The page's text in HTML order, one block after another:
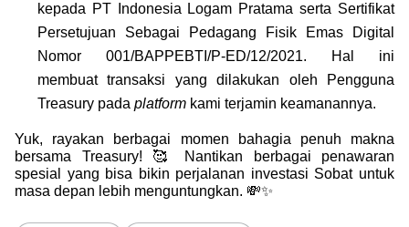
kepada PT Indonesia Logam Pratama serta Sertifikat
Persetujuan Sebagai Pedagang Fisik Emas Digital
Nomor 001/BAPPEBTI/P-ED/12/2021. Hal ini
membuat transaksi yang dilakukan oleh Pengguna
Treasury pada platform kami terjamin keamanannya.
Yuk, rayakan berbagai momen bahagia penuh makna
bersama Treasury! 🥰 Nantikan berbagai penawaran
spesial yang bisa bikin perjalanan investasi Sobat untuk
masa depan lebih menguntungkan. 💸✨